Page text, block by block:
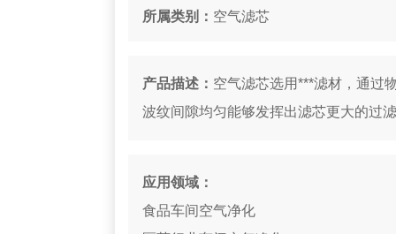
所属类别： 空气滤芯
产品描述： 空气滤芯选用***滤材，通过
波纹间隙均匀能够发挥出滤芯更大的过
应用领域：
食品车间空气净化